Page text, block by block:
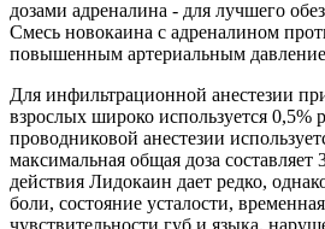
дозами адреналина - для лучшего
Смесь новокаина с адреналином
повышенным артериальным
Для инфильтрационной анестезии
взрослых широко используется 0,5%
проводниковой анестезии
максимальная общая доза
действия Лидокаин дает редко,
боли, состояние усталости,
чувствительности губ и языка,